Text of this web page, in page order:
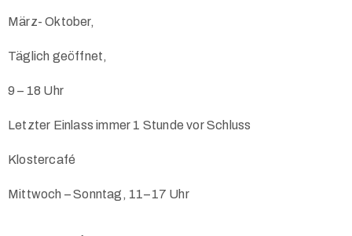
März- Oktober,
Täglich geöffnet,
9 – 18 Uhr
Letzter Einlass immer 1 Stunde vor Schluss
Klostercafé
Mittwoch –Sonntag, 11–17 Uhr